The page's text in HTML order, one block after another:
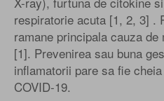
respiratorie acuta [1, 2, 3] .
ramane principala cauza
[1]. Prevenirea sau buna
inflamatorii pare sa fie
COVID-19.